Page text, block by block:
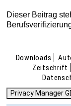
Dieser Beitrag
Downloads
Zeitschrift
Privacy Manager